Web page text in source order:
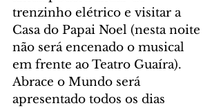
trenzinho elétrico e visitar a
Casa do Papai Noel (nesta noite
não será encenado o musical
em frente ao Teatro Guaíra).
Abrace o Mundo será
apresentado todos os dias